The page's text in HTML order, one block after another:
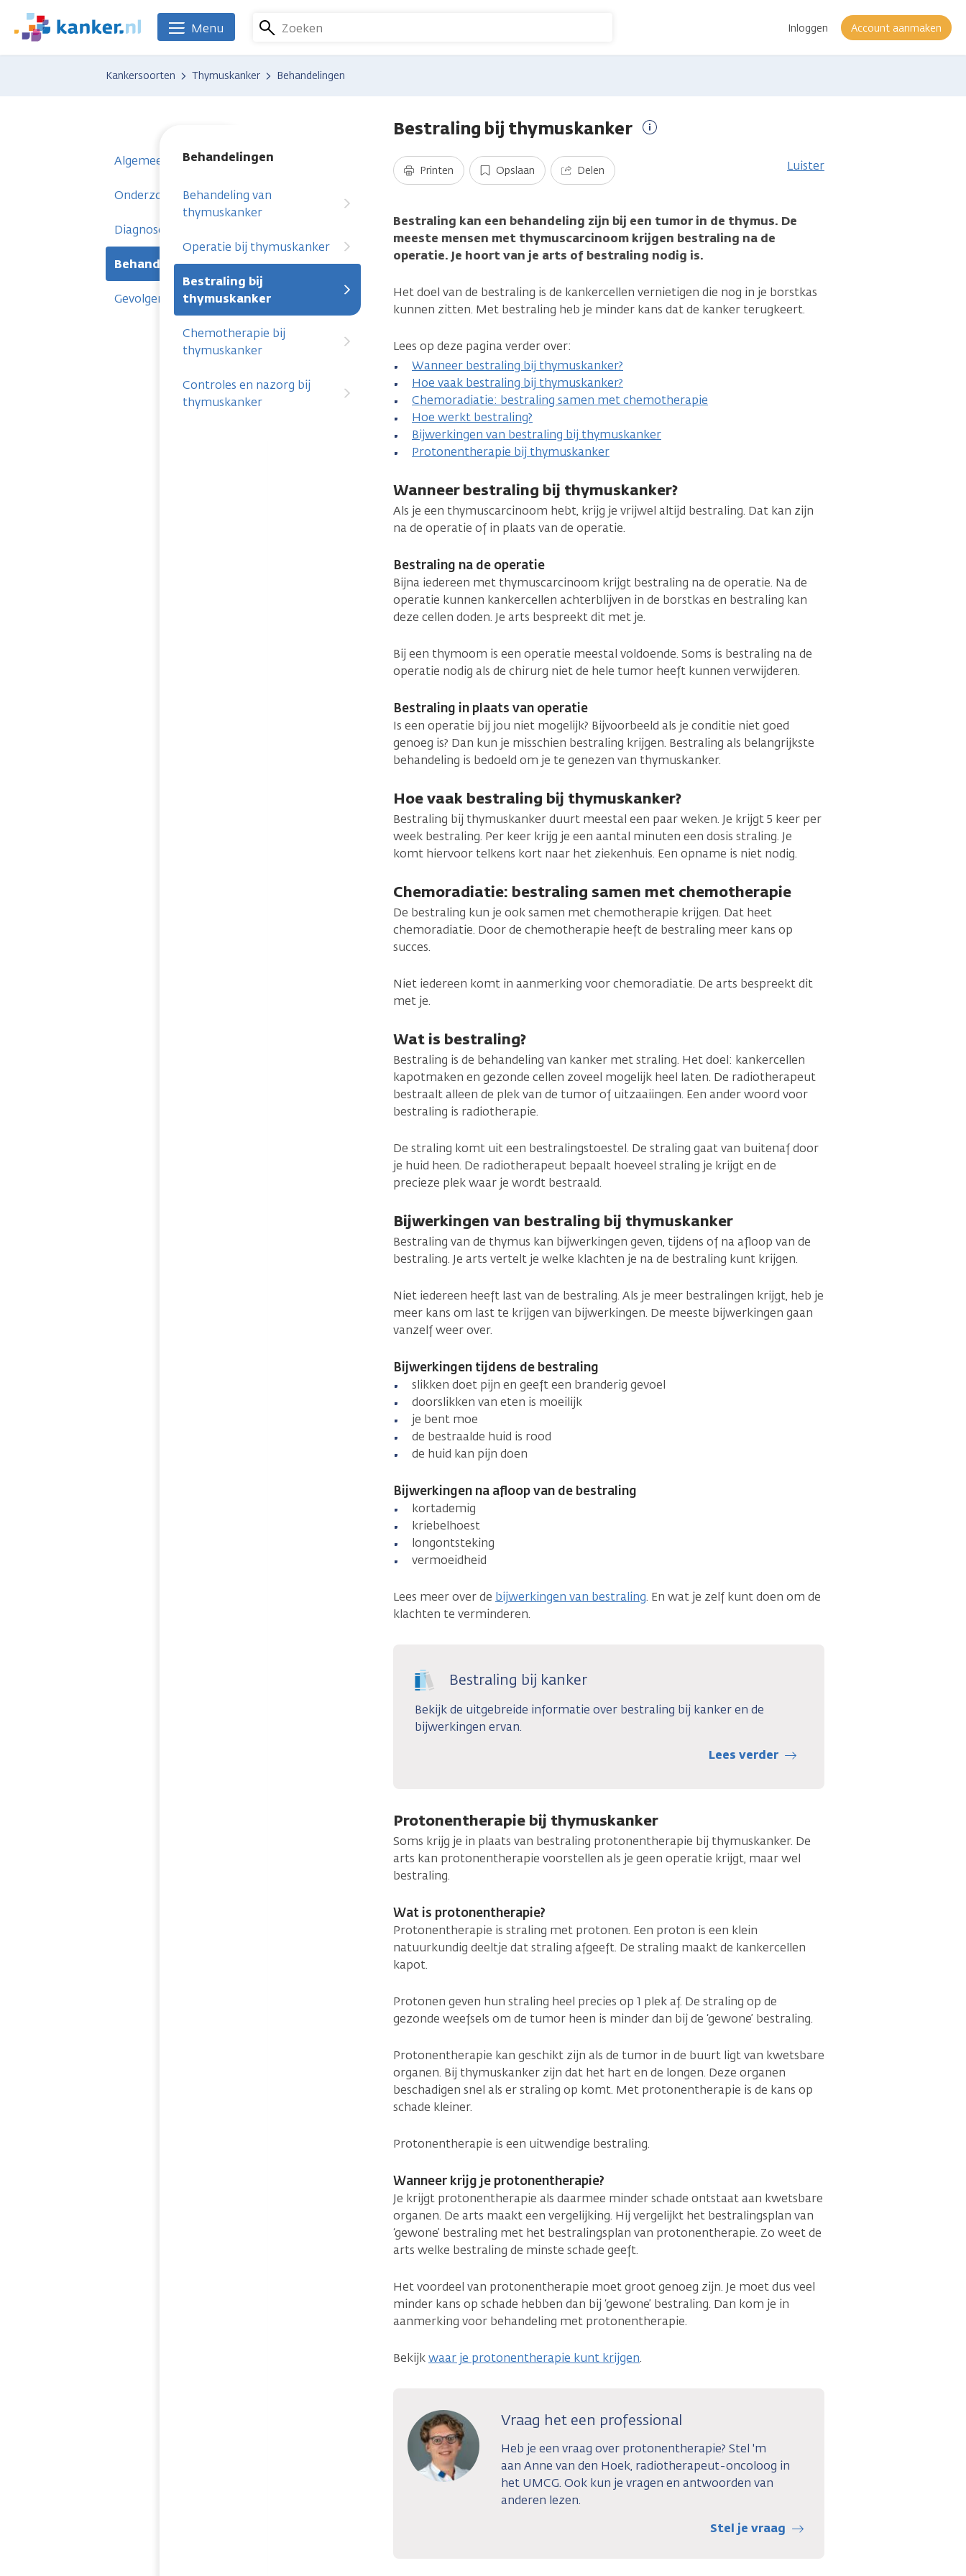
naar
We
zijn
Zoeken Inloggen Account aanmaken
Menu
Kankersoorten Thymuskanker Behandelingen
Algemeen
Onderzoeken
Diagnose
Behandelingen
Behandelingen
Behandeling van
thymuskanker
Operatie bij thymuskanker
Bestraling bij
thymuskanker
Chemotherapie bij
thymuskanker
Controles en nazorg bij
thymuskanker
Gevolgen
Bestraling bij thymuskanker
Printen Opslaan Delen Luister
Bestraling kan een behandeling zijn bij een tumor in de thymus. De
meeste mensen met thymuscarcinoom krijgen bestraling na de
operatie. Je hoort van je arts of bestraling nodig is.
Het doel van de bestraling is de kankercellen vernietigen die nog in je borstkas
kunnen zitten. Met bestraling heb je minder kans dat de kanker terugkeert.
Lees op deze pagina verder over:
Wanneer bestraling bij thymuskanker?
Hoe vaak bestraling bij thymuskanker?
Chemoradiatie: bestraling samen met chemotherapie
Hoe werkt bestraling?
Bijwerkingen van bestraling bij thymuskanker
Protonentherapie bij thymuskanker
Wanneer bestraling bij thymuskanker?
Als je een thymuscarcinoom hebt, krijg je vrijwel altijd bestraling. Dat kan zijn
na de operatie of in plaats van de operatie.
Bestraling na de operatie
Bijna iedereen met thymuscarcinoom krijgt bestraling na de operatie. Na de
operatie kunnen kankercellen achterblijven in de borstkas en bestraling kan
deze cellen doden. Je arts bespreekt dit met je.
Bij een thymoom is een operatie meestal voldoende. Soms is bestraling na de
operatie nodig als de chirurg niet de hele tumor heeft kunnen verwijderen.
Bestraling in plaats van operatie
Is een operatie bij jou niet mogelijk? Bijvoorbeeld als je conditie niet goed
genoeg is? Dan kun je misschien bestraling krijgen. Bestraling als belangrijkste
behandeling is bedoeld om je te genezen van thymuskanker.
Hoe vaak bestraling bij thymuskanker?
Bestraling bij thymuskanker duurt meestal een paar weken. Je krijgt 5 keer per
week bestraling. Per keer krijg je een aantal minuten een dosis straling. Je
komt hiervoor telkens kort naar het ziekenhuis. Een opname is niet nodig.
Chemoradiatie: bestraling samen met chemotherapie
De bestraling kun je ook samen met chemotherapie krijgen. Dat heet
chemoradiatie. Door de chemotherapie heeft de bestraling meer kans op
succes.
Niet iedereen komt in aanmerking voor chemoradiatie. De arts bespreekt dit
met je.
Wat is bestraling?
Bestraling is de behandeling van kanker met straling. Het doel: kankercellen
kapotmaken en gezonde cellen zoveel mogelijk heel laten. De radiotherapeut
bestraalt alleen de plek van de tumor of uitzaaiingen. Een ander woord voor
bestraling is radiotherapie.
De straling komt uit een bestralingstoestel. De straling gaat van buitenaf door
je huid heen. De radiotherapeut bepaalt hoeveel straling je krijgt en de
precieze plek waar je wordt bestraald.
Bijwerkingen van bestraling bij thymuskanker
Bestraling van de thymus kan bijwerkingen geven, tijdens of na afloop van de
bestraling. Je arts vertelt je welke klachten je na de bestraling kunt krijgen.
Niet iedereen heeft last van de bestraling. Als je meer bestralingen krijgt, heb je
meer kans om last te krijgen van bijwerkingen. De meeste bijwerkingen gaan
vanzelf weer over.
Bijwerkingen tijdens de bestraling
slikken doet pijn en geeft een branderig gevoel
doorslikken van eten is moeilijk
je bent moe
de bestraalde huid is rood
de huid kan pijn doen
Bijwerkingen na afloop van de bestraling
kortademig
kriebelhoest
longontsteking
vermoeidheid
Lees meer over de bijwerkingen van bestraling. En wat je zelf kunt doen om de
klachten te verminderen.
Bestraling bij kanker
Bekijk de uitgebreide informatie over bestraling bij kanker en de
bijwerkingen ervan.
Lees verder
Protonentherapie bij thymuskanker
Soms krijg je in plaats van bestraling protonentherapie bij thymuskanker. De
arts kan protonentherapie voorstellen als je geen operatie krijgt, maar wel
bestraling.
Wat is protonentherapie?
Protonentherapie is straling met protonen. Een proton is een klein
natuurkundig deeltje dat straling afgeeft. De straling maakt de kankercellen
kapot.
Protonen geven hun straling heel precies op 1 plek af. De straling op de
gezonde weefsels om de tumor heen is minder dan bij de ‘gewone’ bestraling.
Protonentherapie kan geschikt zijn als de tumor in de buurt ligt van kwetsbare
organen. Bij thymuskanker zijn dat het hart en de longen. Deze organen
beschadigen snel als er straling op komt. Met protonentherapie is de kans op
schade kleiner.
Protonentherapie is een uitwendige bestraling.
Wanneer krijg je protonentherapie?
Je krijgt protonentherapie als daarmee minder schade ontstaat aan kwetsbare
organen. De arts maakt een vergelijking. Hij vergelijkt het bestralingsplan van
‘gewone’ bestraling met het bestralingsplan van protonentherapie. Zo weet de
arts welke bestraling de minste schade geeft.
Het voordeel van protonentherapie moet groot genoeg zijn. Je moet dus veel
minder kans op schade hebben dan bij ‘gewone’ bestraling. Dan kom je in
aanmerking voor behandeling met protonentherapie.
Bekijkwaar je protonentherapie kunt krijgen.
Vraag het een professional
Heb je een vraag over protonentherapie? Stel 'm
aan Anne van den Hoek, radiotherapeut-oncoloog in
het UMCG. Ook kun je vragen en antwoorden van
anderen lezen.
Stel je vraag